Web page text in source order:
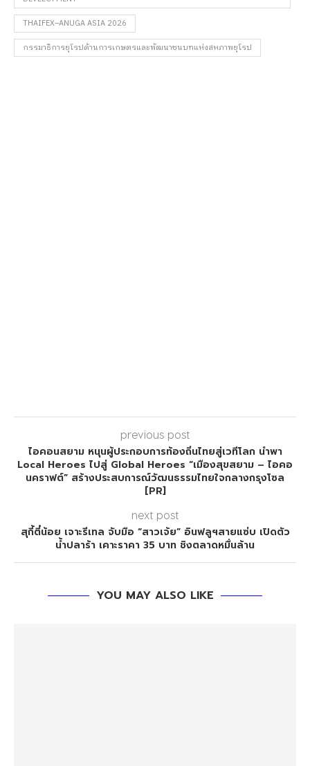
THAIFEX–ANUGA ASIA 2026
กรรมาธิการยุโรปด้านการเกษตรและพัฒนาชนบทแห่งสหภาพยุโรป
previous post
ไอคอนสยาม หนุนผู้ประกอบการท้องถิ่นไทยสู่เวทีโลก นำพา
Local Heroes ไปสู่ Global Heroes “เมืองสุขสยาม – ไอคอ
นคราฟต์” สร้างประสบการณ์วัฒนธรรมไทยใจกลางกรุงโซล
[PR]
next post
สุกี้ตี๋น้อย เจาะรีเทล จับมือ “สาวเจ้ย” อินฟลูฯสายแซ่บ เปิดตัว
น้ำปลาร้า เคาะราคา 35 บาท ชิงตลาดหมื่นล้าน
YOU MAY ALSO LIKE